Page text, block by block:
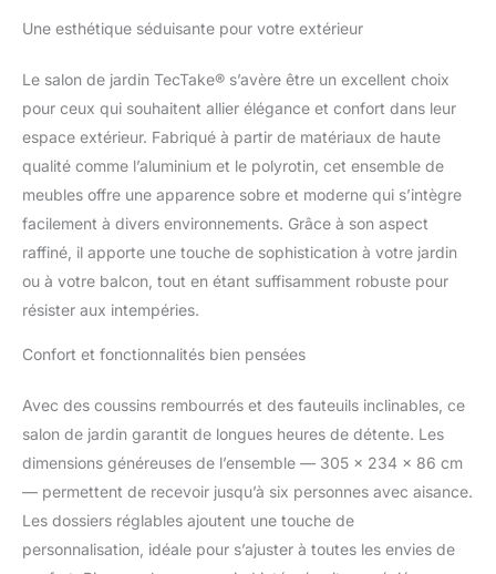
Balcon
vous en train de
inoubliables avec vos
proches,
confortablement installés
dans des fauteuils à
dossier réglable. Le
rembourrage hydrofuge
ajoute une touche de
confort supplémentaire,
parfait pour des après-
midis de détente ou des
ce salon extérieur
DURABILITÉ ET STYLE
ÉLÉGANT: Notre salon
de Jardin en résine
tressée résistante aux
UV allie élégance et
robustesse. Sa structure
haut de gamme garantit
une longévité
Une esthétique séduisante pour votre extérieur
Le salon de jardin TecTake® s’avère être un excellent choix
pour ceux qui souhaitent allier élégance et confort dans leur
espace extérieur. Fabriqué à partir de matériaux de haute
qualité comme l’aluminium et le polyrotin, cet ensemble de
meubles offre une apparence sobre et moderne qui s’intègre
facilement à divers environnements. Grâce à son aspect
raffiné, il apporte une touche de sophistication à votre jardin
ou à votre balcon, tout en étant suffisamment robuste pour
résister aux intempéries.
Confort et fonctionnalités bien pensées
Avec des coussins rembourrés et des fauteuils inclinables, ce
salon de jardin garantit de longues heures de détente. Les
dimensions généreuses de l’ensemble — 305 x 234 x 86 cm
— permettent de recevoir jusqu’à six personnes avec aisance.
Les dossiers réglables ajoutent une touche de
personnalisation, idéale pour s’ajuster à toutes les envies de